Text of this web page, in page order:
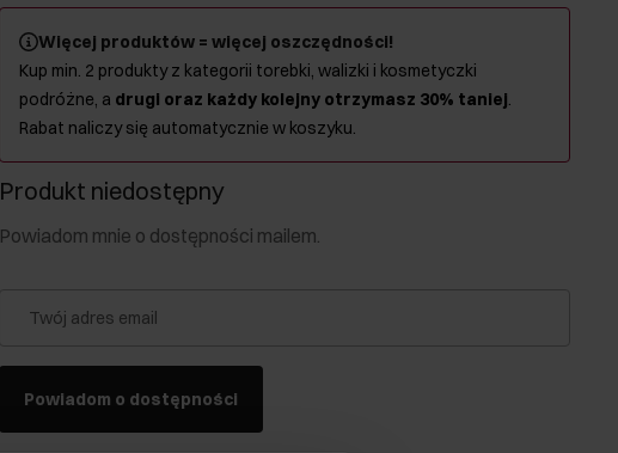
Więcej produktów = więcej oszczędności!
Kup min. 2 produkty z kategorii torebki, walizki i kosmetyczki
podróżne, a drugi oraz każdy kolejny otrzymasz 30% taniej.
Rabat naliczy się automatycznie w koszyku.
Produkt niedostępny
Powiadom mnie o dostępności mailem.
Twój adres email
Powiadom o dostępności